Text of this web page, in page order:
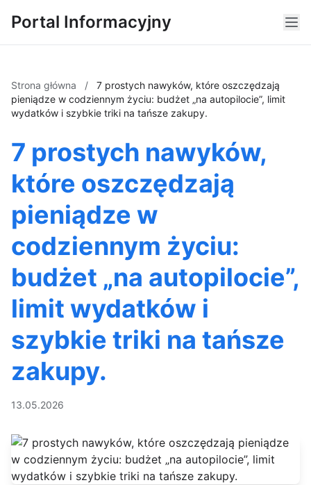
Portal Informacyjny
Strona główna /
7 prostych nawyków, które oszczędzają
pieniądze w codziennym życiu: budżet „na autopilocie”, limit
wydatków i szybkie triki na tańsze zakupy.
7 prostych nawyków,
które oszczędzają
pieniądze w
codziennym życiu:
budżet „na autopilocie”,
limit wydatków i
szybkie triki na tańsze
zakupy.
13.05.2026